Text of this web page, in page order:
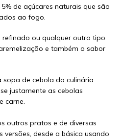
de açúcares naturais que são
ao fogo.
refinado ou qualquer outro tipo
e também o sabor
de cebola da culinária
justamente as cebolas
carne.
outros pratos e de diversas
versões, desde a básica usando